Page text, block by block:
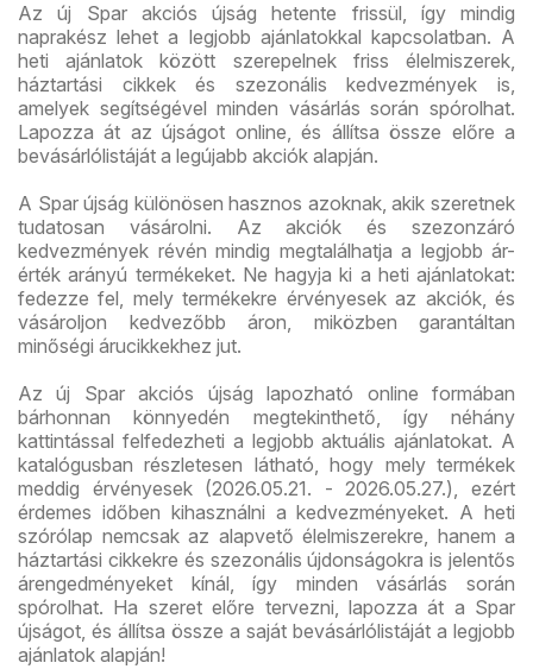
Az új Spar akciós újság hetente frissül, így mindig
naprakész lehet a legjobb ajánlatokkal kapcsolatban. A
heti ajánlatok között szerepelnek friss élelmiszerek,
háztartási cikkek és szezonális kedvezmények is,
amelyek segítségével minden vásárlás során spórolhat.
Lapozza át az újságot online, és állítsa össze előre a
bevásárlólistáját a legújabb akciók alapján.
A Spar újság különösen hasznos azoknak, akik szeretnek
tudatosan vásárolni. Az akciók és szezonzáró
kedvezmények révén mindig megtalálhatja a legjobb ár-
érték arányú termékeket. Ne hagyja ki a heti ajánlatokat:
fedezze fel, mely termékekre érvényesek az akciók, és
vásároljon kedvezőbb áron, miközben garantáltan
minőségi árucikkekhez jut.
Az új Spar akciós újság lapozható online formában
bárhonnan könnyedén megtekinthető, így néhány
kattintással felfedezheti a legjobb aktuális ajánlatokat. A
katalógusban részletesen látható, hogy mely termékek
meddig érvényesek (2026.05.21. - 2026.05.27.), ezért
érdemes időben kihasználni a kedvezményeket. A heti
szórólap nemcsak az alapvető élelmiszerekre, hanem a
háztartási cikkekre és szezonális újdonságokra is jelentős
árengedményeket kínál, így minden vásárlás során
spórolhat. Ha szeret előre tervezni, lapozza át a Spar
újságot, és állítsa össze a saját bevásárlólistáját a legjobb
ajánlatok alapján!